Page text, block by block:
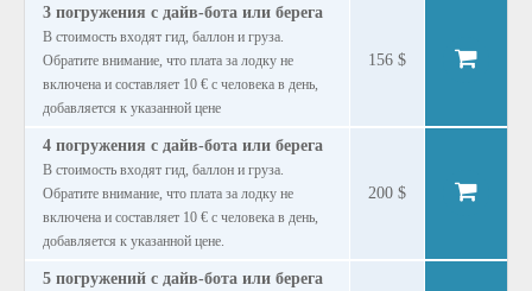
3 погружения с дайв-бота или берега
В стоимость входят гид, баллон и груза.
Обратите внимание, что плата за лодку не
включена и составляет 10 € с человека в день,
добавляется к указанной цене
156 $
4 погружения с дайв-бота или берега
В стоимость входят гид, баллон и груза.
Обратите внимание, что плата за лодку не
включена и составляет 10 € с человека в день,
добавляется к указанной цене.
200 $
5 погружений с дайв-бота или берега